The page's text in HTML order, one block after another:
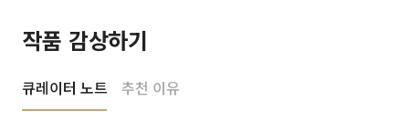
작품 감상하기
큐레이터 노트 추천 이유